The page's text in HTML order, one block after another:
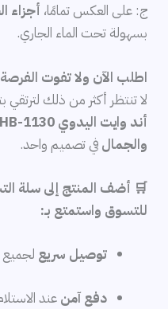
ج: على العكس تمامًا، أجزاء
بسهولة تحت الماء الجاري.
اطلب الآن ولا تفوت
لا تنتظر أكثر من ذلك
أند وايت اليدوي HB-1130
والجمال في تصميم واحد.
🛒 أضف المنتج إلى سلة
للتسوق واستمتع بـ:
توصيل سريع لجميع
دفع آمن عند